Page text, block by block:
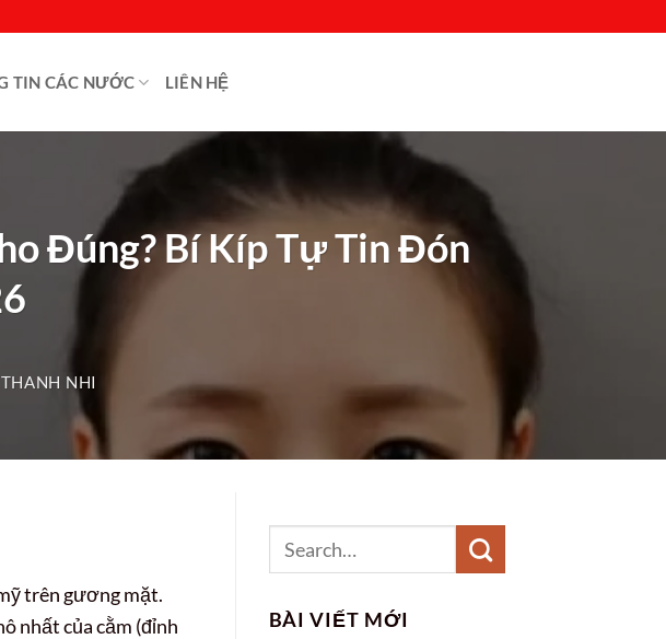
TIN CÁC NƯỚC LIÊN HỆ
Đúng? Bí Kíp Tự Tin Đón
THANH NHI
trên gương mặt.
nhất của cằm (đỉnh
BÀI VIẾT MỚI